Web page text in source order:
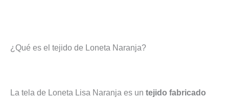
¿Qué es el tejido de Loneta Naranja?
La tela de Loneta Lisa Naranja es un tejido fabricado